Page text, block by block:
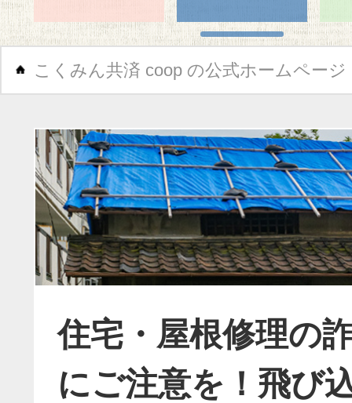
こくみん共済 coop の公式ホームページ
住宅・屋根修理の
にご注意を！飛び